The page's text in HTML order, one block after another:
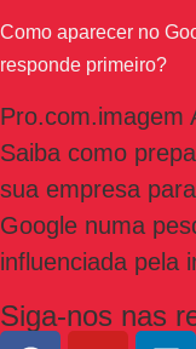
Como aparecer no
responde primeiro?
Pro.com.imagem
Saiba como
sua empresa
Google numa
influenciada pela
Siga-nos nas